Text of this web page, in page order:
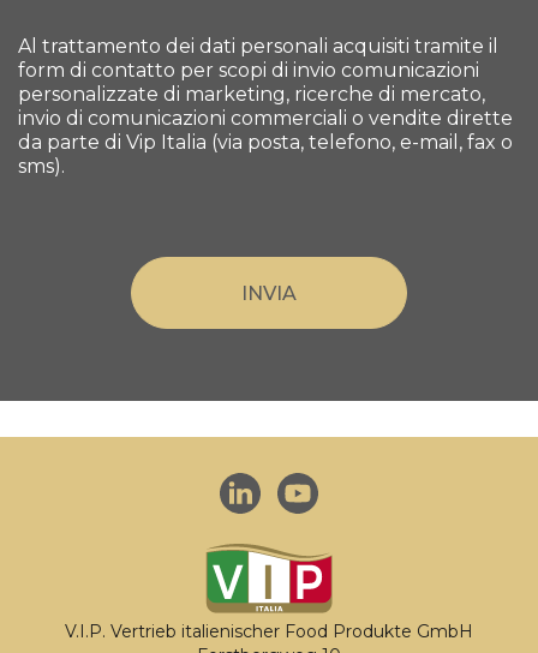
Al trattamento dei dati personali acquisiti tramite il
form di contatto per scopi di invio comunicazioni
personalizzate di marketing, ricerche di mercato,
invio di comunicazioni commerciali o vendite dirette
da parte di Vip Italia (via posta, telefono, e-mail, fax o
sms).
V.I.P. Vertrieb italienischer Food Produkte GmbH